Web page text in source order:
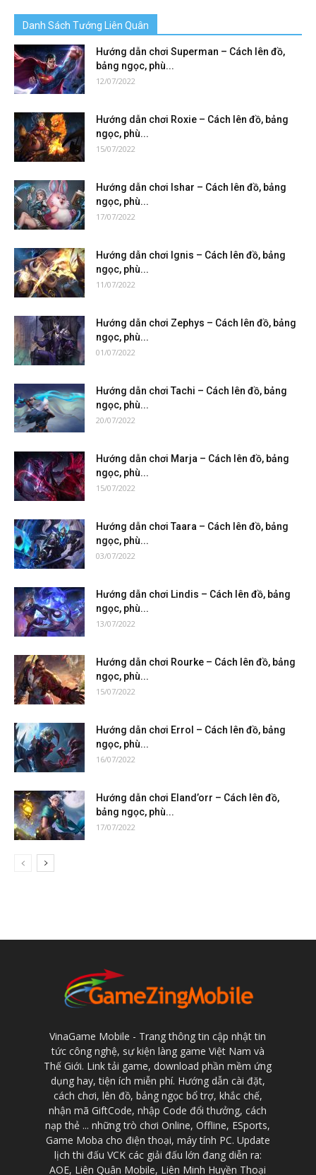
Danh Sách Tướng Liên Quân
Hướng dẫn chơi Superman – Cách lên đồ,
bảng ngọc, phù...
12/07/2022
Hướng dẫn chơi Roxie – Cách lên đồ, bảng
ngọc, phù...
15/07/2022
Hướng dẫn chơi Ishar – Cách lên đồ, bảng
ngọc, phù...
17/07/2022
Hướng dẫn chơi Ignis – Cách lên đồ, bảng
ngọc, phù...
11/07/2022
Hướng dẫn chơi Zephys – Cách lên đồ, bảng
ngọc, phù...
01/07/2022
Hướng dẫn chơi Tachi – Cách lên đồ, bảng
ngọc, phù...
20/07/2022
Hướng dẫn chơi Marja – Cách lên đồ, bảng
ngọc, phù...
15/07/2022
Hướng dẫn chơi Taara – Cách lên đồ, bảng
ngọc, phù...
03/07/2022
Hướng dẫn chơi Lindis – Cách lên đồ, bảng
ngọc, phù...
13/07/2022
Hướng dẫn chơi Rourke – Cách lên đồ, bảng
ngọc, phù...
15/07/2022
Hướng dẫn chơi Errol – Cách lên đồ, bảng
ngọc, phù...
16/07/2022
Hướng dẫn chơi Eland’orr – Cách lên đồ,
bảng ngọc, phù...
17/07/2022
VinaGame Mobile - Trang thông tin cập nhật tin
tức công nghệ, sự kiện làng game Việt Nam và
Thế Giới. Link tải game, download phần mềm ứng
dụng hay, tiện ích miễn phí. Hướng dẫn cài đặt,
cách chơi, lên đồ, bảng ngọc bổ trợ, khắc chế,
nhận mã GiftCode, nhập Code đổi thưởng, cách
nạp thẻ ... những trò chơi Online, Offline, ESports,
Game Moba cho điện thoại, máy tính PC. Update
lịch thi đấu VCK các giải đấu lớn đang diễn ra:
AOE, Liên Quân Mobile, Liên Minh Huyền Thoại